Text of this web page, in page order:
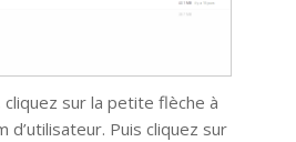
sur la petite flèche à
Puis cliquez sur